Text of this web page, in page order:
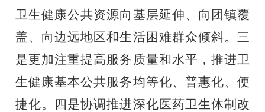
卫生健康公共资源向基层延伸、向团镇覆
盖、向边远地区和生活困难群众倾斜。三
是更加注重提高服务 质量和水平，推进卫
生健康基本公共服务均等化、普惠化、便
捷化。四是协调推进深化医药卫生体制改